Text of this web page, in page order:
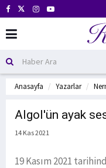
Anasayfa Yazarlar
Algol'ün ayak
14 Kas 2021
19 Kasım 2021